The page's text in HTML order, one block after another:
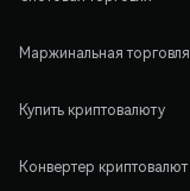
Маржинальная торговля
Купить криптовалюту
Конвертер криптовалют